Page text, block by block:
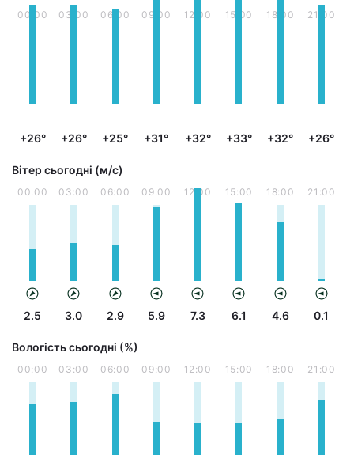
00:00
+26°
03:00
+26°
06:00
+25°
09:00
+31°
12:00
+32°
15:00
+33°
18:00
+32°
21:00
+26°
Вітер сьогодні (м/с)
00:00
2.5
03:00
3.0
06:00
2.9
09:00
5.9
12:00
7.3
15:00
6.1
18:00
4.6
21:00
0.1
Вологість сьогодні (%)
00:00 03:00 06:00 09:00 12:00 15:00 18:00 21:00